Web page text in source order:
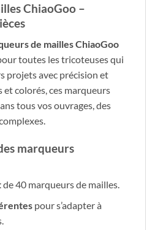
ChiaoGoo –
de mailles ChiaoGoo
toutes les tricoteuses qui
projets avec précision et
colorés, ces marqueurs
tous vos ouvrages, des
marqueurs
de 40 marqueurs de mailles.
pour s’adapter à